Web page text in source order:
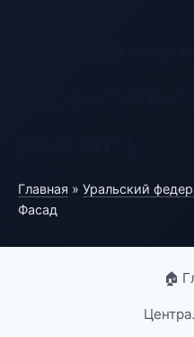
Главная » Уральский
Фасад
🏠